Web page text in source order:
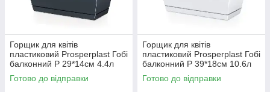
Горщик для квітів
пластиковий Prosperplast Гобі
балконний Р 29*14см 4.4л
графіт DUPP300-426U
Готово до відправки
Горщик для квітів
пластиковий Prosperplast Гобі
балконний Р 39*18см 10.6л
білий DUPP400-S449
Готово до відправки